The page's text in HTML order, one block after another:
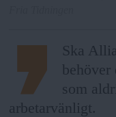
a
Ska
behöver
som
arbetarvänligt.